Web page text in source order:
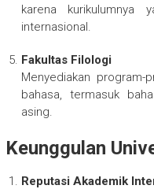
karena kurikulumnya
internasional.
Fakultas Filologi
Menyediakan
bahasa, termasuk
asing.
Keunggulan
Reputasi Akademik